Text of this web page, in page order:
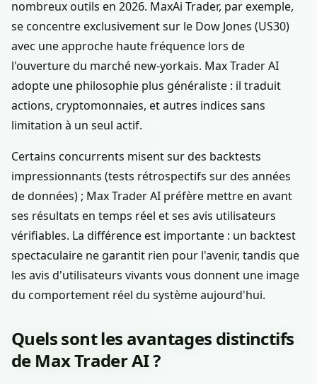
nombreux outils en 2026. MaxAi Trader, par exemple,
se concentre exclusivement sur le Dow Jones (US30)
avec une approche haute fréquence lors de
l'ouverture du marché new-yorkais. Max Trader AI
adopte une philosophie plus généraliste : il traduit
actions, cryptomonnaies, et autres indices sans
limitation à un seul actif.
Certains concurrents misent sur des backtests
impressionnants (tests rétrospectifs sur des années
de données) ; Max Trader AI préfère mettre en avant
ses résultats en temps réel et ses avis utilisateurs
vérifiables. La différence est importante : un backtest
spectaculaire ne garantit rien pour l'avenir, tandis que
les avis d'utilisateurs vivants vous donnent une image
du comportement réel du système aujourd'hui.
Quels sont les avantages distinctifs
de Max Trader AI ?